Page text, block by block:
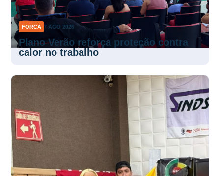
FORÇA 7 AGO 2026
Plano Verão reforça proteção contra
calor no trabalho